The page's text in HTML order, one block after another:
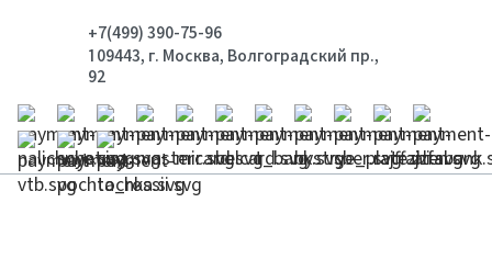
+7(499) 390-75-96
109443, г. Москва, Волгоградский пр.,
92